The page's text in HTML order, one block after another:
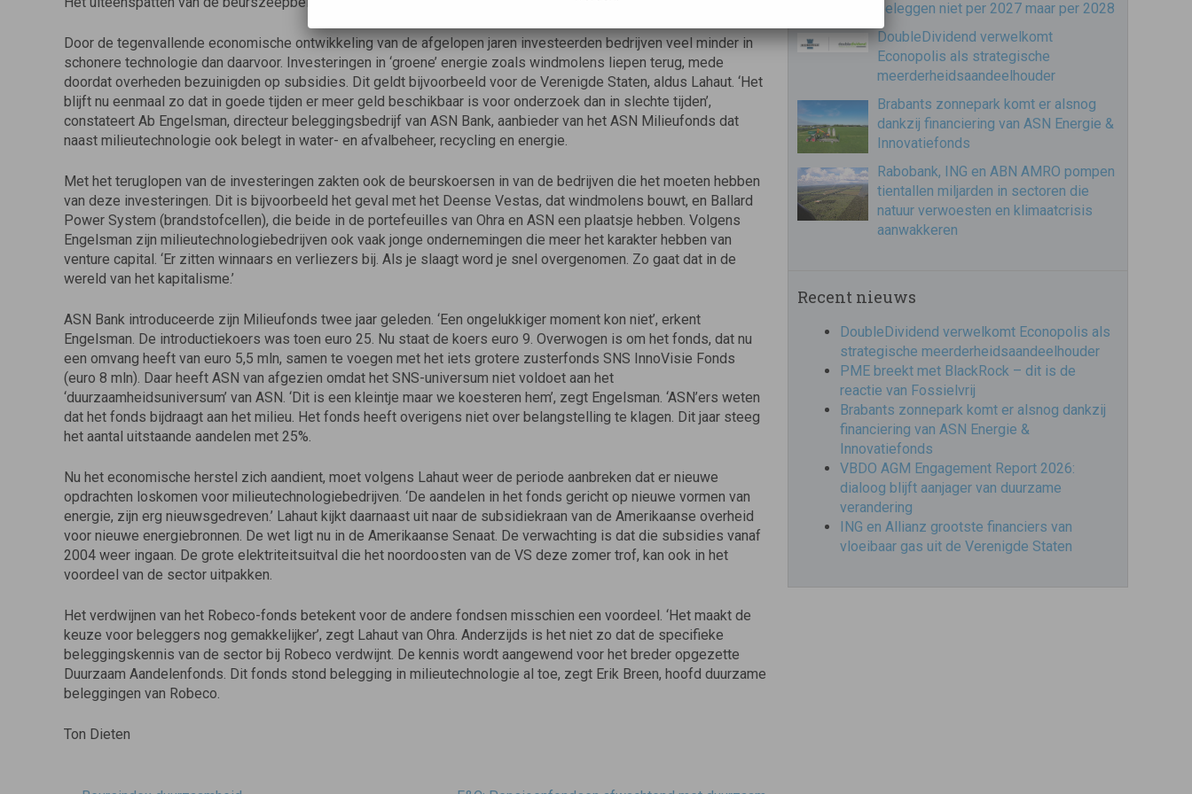
Door de tegenvallende economische ontwikkeling van de afgelopen jaren investeerden bedrijven veel minder in
schonere technologie dan daarvoor. Investeringen in ‘groene’ energie zoals windmolens liepen terug, mede
doordat overheden bezuinigden op subsidies. Dit geldt bijvoorbeeld voor de Verenigde Staten, aldus Lahaut. ‘Het
blijft nu eenmaal zo dat in goede tijden er meer geld beschikbaar is voor onderzoek dan in slechte tijden’,
constateert Ab Engelsman, directeur beleggingsbedrijf van ASN Bank, aanbieder van het ASN Milieufonds dat
naast milieutechnologie ook belegt in water- en afvalbeheer, recycling en energie.
Met het teruglopen van de investeringen zakten ook de beurskoersen in van de bedrijven die het moeten hebben
van deze investeringen. Dit is bijvoorbeeld het geval met het Deense Vestas, dat windmolens bouwt, en Ballard
Power System (brandstofcellen), die beide in de portefeuilles van Ohra en ASN een plaatsje hebben. Volgens
Engelsman zijn milieutechnologiebedrijven ook vaak jonge ondernemingen die meer het karakter hebben van
venture capital. ‘Er zitten winnaars en verliezers bij. Als je slaagt word je snel overgenomen. Zo gaat dat in de
wereld van het kapitalisme.’
ASN Bank introduceerde zijn Milieufonds twee jaar geleden. ‘Een ongelukkiger moment kon niet’, erkent
Engelsman. De introductiekoers was toen euro 25. Nu staat de koers euro 9. Overwogen is om het fonds, dat nu
een omvang heeft van euro 5,5 mln, samen te voegen met het iets grotere zusterfonds SNS InnoVisie Fonds
(euro 8 mln). Daar heeft ASN van afgezien omdat het SNS-universum niet voldoet aan het
‘duurzaamheidsuniversum’ van ASN. ‘Dit is een kleintje maar we koesteren hem’, zegt Engelsman. ‘ASN’ers weten
dat het fonds bijdraagt aan het milieu. Het fonds heeft overigens niet over belangstelling te klagen. Dit jaar steeg
het aantal uitstaande aandelen met 25%.
Nu het economische herstel zich aandient, moet volgens Lahaut weer de periode aanbreken dat er nieuwe
opdrachten loskomen voor milieutechnologiebedrijven. ‘De aandelen in het fonds gericht op nieuwe vormen van
energie, zijn erg nieuwsgedreven.’ Lahaut kijkt daarnaast uit naar de subsidiekraan van de Amerikaanse overheid
voor nieuwe energiebronnen. De wet ligt nu in de Amerikaanse Senaat. De verwachting is dat die subsidies vanaf
2004 weer ingaan. De grote elektriteitsuitval die het noordoosten van de VS deze zomer trof, kan ook in het
voordeel van de sector uitpakken.
Het verdwijnen van het Robeco-fonds betekent voor de andere fondsen misschien een voordeel. ‘Het maakt de
keuze voor beleggers nog gemakkelijker’, zegt Lahaut van Ohra. Anderzijds is het niet zo dat de specifieke
beleggingskennis van de sector bij Robeco verdwijnt. De kennis wordt aangewend voor het breder opgezette
Duurzaam Aandelenfonds. Dit fonds stond belegging in milieutechnologie al toe, zegt Erik Breen, hoofd duurzame
beleggingen van Robeco.
Ton Dieten
beleggen niet per 2027 maar per 2028
DoubleDividend verwelkomt
Econopolis als strategische
meerderheidsaandeelhouder
Brabants zonnepark komt er alsnog
dankzij financiering van ASN Energie &
Innovatiefonds
Rabobank, ING en ABN AMRO pompen
tientallen miljarden in sectoren die
natuur verwoesten en klimaatcrisis
aanwakkeren
Recent nieuws
DoubleDividend verwelkomt Econopolis als
strategische meerderheidsaandeelhouder
PME breekt met BlackRock – dit is de
reactie van Fossielvrij
Brabants zonnepark komt er alsnog dankzij
financiering van ASN Energie &
Innovatiefonds
VBDO AGM Engagement Report 2026:
dialoog blijft aanjager van duurzame
verandering
ING en Allianz grootste financiers van
vloeibaar gas uit de Verenigde Staten